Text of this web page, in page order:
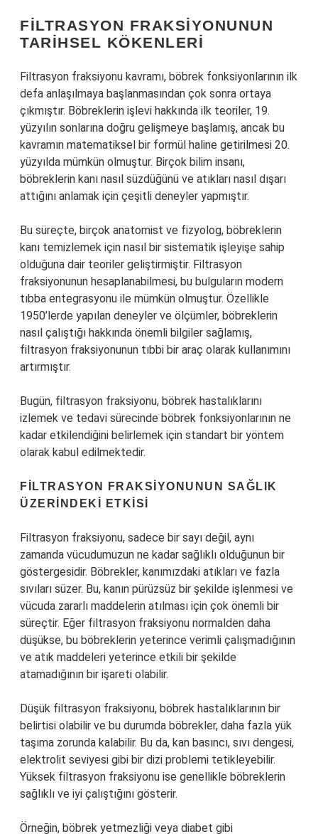
FILTRASYON FRAKSIYONUNUN
TARIHSEL KÖKENLERI
Filtrasyon fraksiyonu kavramı, böbrek fonksiyonlarının ilk
defa anlaşılmaya başlanmasından çok sonra ortaya
çıkmıştır. Böbreklerin işlevi hakkında ilk teoriler, 19.
yüzyılın sonlarına doğru gelişmeye başlamış, ancak bu
kavramın matematiksel bir formül haline getirilmesi 20.
yüzyılda mümkün olmuştur. Birçok bilim insanı,
böbreklerin kanı nasıl süzdüğünü ve atıkları nasıl dışarı
attığını anlamak için çeşitli deneyler yapmıştır.
Bu süreçte, birçok anatomist ve fizyolog, böbreklerin
kanı temizlemek için nasıl bir sistematik işleyişe sahip
olduğuna dair teoriler geliştirmiştir. Filtrasyon
fraksiyonunun hesaplanabilmesi, bu bulguların modern
tıbba entegrasyonu ile mümkün olmuştur. Özellikle
1950’lerde yapılan deneyler ve ölçümler, böbreklerin
nasıl çalıştığı hakkında önemli bilgiler sağlamış,
filtrasyon fraksiyonunun tıbbi bir araç olarak kullanımını
artırmıştır.
Bugün, filtrasyon fraksiyonu, böbrek hastalıklarını
izlemek ve tedavi sürecinde böbrek fonksiyonlarının ne
kadar etkilendiğini belirlemek için standart bir yöntem
olarak kabul edilmektedir.
FILTRASYON FRAKSIYONUNUN SAĞLIK
ÜZERINDEKI ETKISI
Filtrasyon fraksiyonu, sadece bir sayı değil, aynı
zamanda vücudumuzun ne kadar sağlıklı olduğunun bir
göstergesidir. Böbrekler, kanımızdaki atıkları ve fazla
sıvıları süzer. Bu, kanın pürüzsüz bir şekilde işlenmesi ve
vücuda zararlı maddelerin atılması için çok önemli bir
süreçtir. Eğer filtrasyon fraksiyonu normalden daha
düşükse, bu böbreklerin yeterince verimli çalışmadığının
ve atık maddeleri yeterince etkili bir şekilde
atamadığının bir işareti olabilir.
Düşük filtrasyon fraksiyonu, böbrek hastalıklarının bir
belirtisi olabilir ve bu durumda böbrekler, daha fazla yük
taşıma zorunda kalabilir. Bu da, kan basıncı, sıvı dengesi,
elektrolit seviyesi gibi bir dizi problemi tetikleyebilir.
Yüksek filtrasyon fraksiyonu ise genellikle böbreklerin
sağlıklı ve iyi çalıştığını gösterir.
Örneğin, böbrek yetmezliği veya diabet gibi